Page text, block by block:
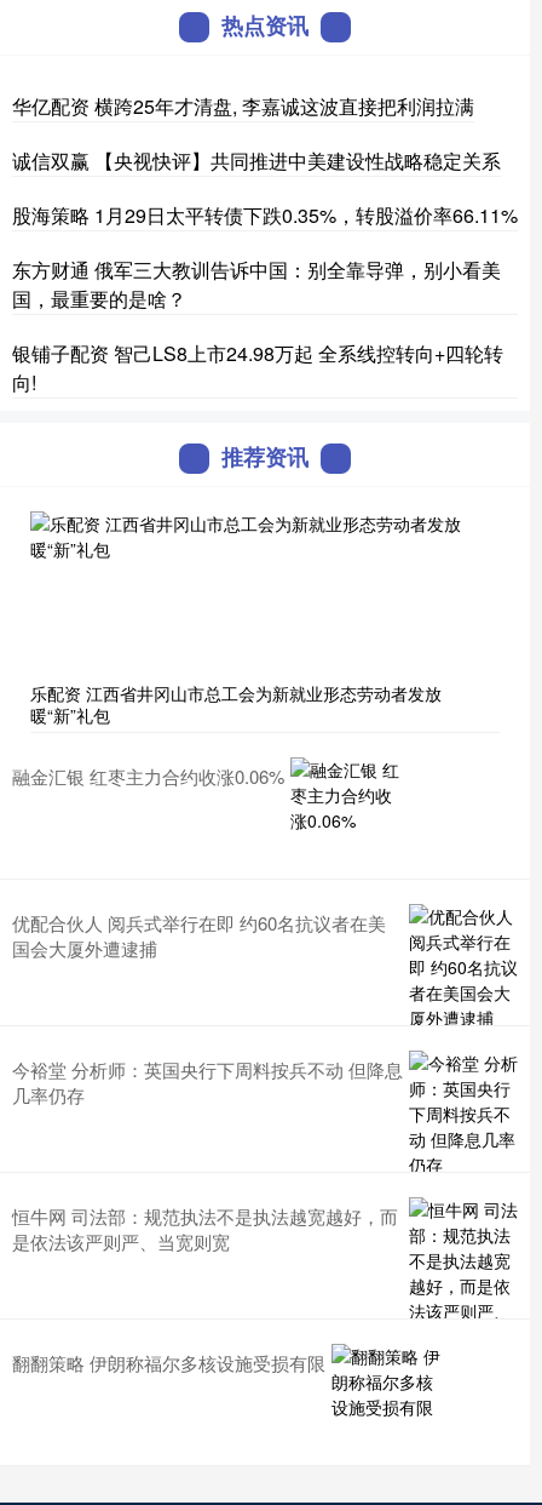
热点资讯
华亿配资 横跨25年才清盘, 李嘉诚这波直接把利润拉满
诚信双赢 【央视快评】共同推进中美建设性战略稳定关系
股海策略 1月29日太平转债下跌0.35%，转股溢价率66.11%
东方财通 俄军三大教训告诉中国：别全靠导弹，别小看美
国，最重要的是啥？
银铺子配资 智己LS8上市24.98万起 全系线控转向+四轮转
向!
推荐资讯
乐配资 江西省井冈山市总工会为新就业形态劳动者发放
暖“新”礼包
融金汇银 红枣主力合约收涨0.06%
优配合伙人 阅兵式举行在即 约60名抗议者在美
国会大厦外遭逮捕
今裕堂 分析师：英国央行下周料按兵不动 但降息
几率仍存
恒牛网 司法部：规范执法不是执法越宽越好，而
是依法该严则严、当宽则宽
翻翻策略 伊朗称福尔多核设施受损有限